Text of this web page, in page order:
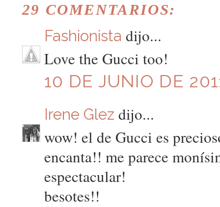
29 COMENTARIOS:
Fashionista dijo...
Love the Gucci too!
10 DE JUNIO DE
Irene Glez dijo...
wow! el de Gucci es
encanta!! me parece
espectacular!
besotes!!